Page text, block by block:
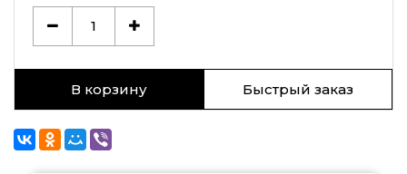
1
В корзину Быстрый заказ